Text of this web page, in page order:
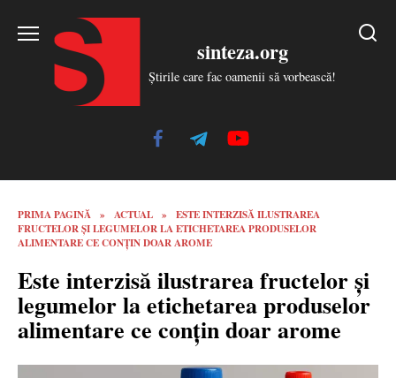
sinteza.org
Știrile care fac oamenii să vorbească!
PRIMA PAGINĂ » ACTUAL »
ESTE INTERZISĂ ILUSTRAREA
FRUCTELOR ȘI LEGUMELOR LA ETICHETAREA PRODUSELOR
ALIMENTARE CE CONȚIN DOAR AROME
Este interzisă ilustrarea fructelor și
legumelor la etichetarea produselor
alimentare ce conțin doar arome